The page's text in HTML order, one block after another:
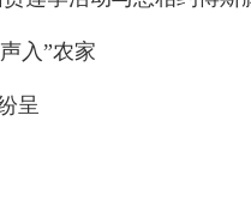
入”农家
呈